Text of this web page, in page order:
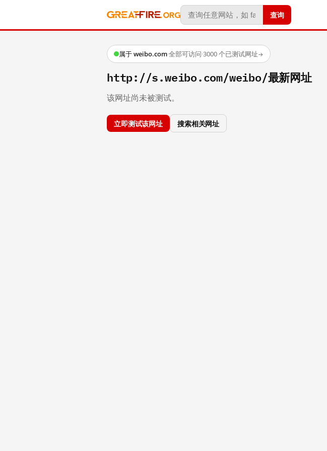
查询
属于 weibo.com·全部可访问·3000 个已测试网址→
http://s.weibo.com/weibo/最新网址
该网址尚未被测试。
立即测试该网址 搜索相关网址